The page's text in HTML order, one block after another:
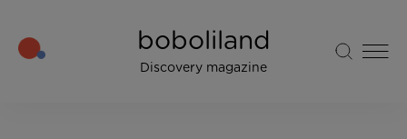
boboliland
Discovery magazine